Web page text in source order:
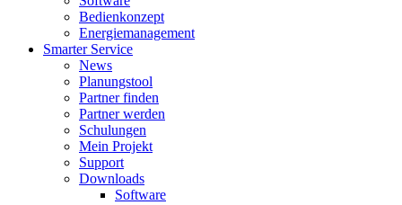
Bedienkonzept
Energiemanagement
Smarter Service
News
Planungstool
Partner finden
Partner werden
Schulungen
Mein Projekt
Support
Downloads
Software